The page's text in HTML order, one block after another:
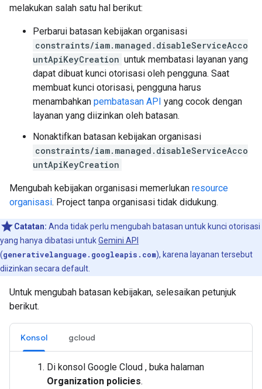
melakukan salah satu hal berikut:
Perbarui batasan kebijakan organisasi
constraints/iam.managed.disableServiceAcco
untApiKeyCreation untuk membatasi layanan yang
dapat dibuat kunci otorisasi oleh pengguna. Saat
membuat kunci otorisasi, pengguna harus
menambahkan pembatasan API yang cocok dengan
layanan yang diizinkan oleh batasan.
Nonaktifkan batasan kebijakan organisasi
constraints/iam.managed.disableServiceAcco
untApiKeyCreation
Mengubah kebijakan organisasi memerlukan resource
organisasi. Project tanpa organisasi tidak didukung.
Catatan: Anda tidak perlu mengubah batasan untuk kunci otorisasi
yang hanya dibatasi untukGemini API
(generativelanguage.googleapis.com), karena layanan tersebut
diizinkan secara default.
Untuk mengubah batasan kebijakan, selesaikan petunjuk
berikut.
Konsol gcloud
Di konsol Google Cloud , buka halaman
Organization policies.